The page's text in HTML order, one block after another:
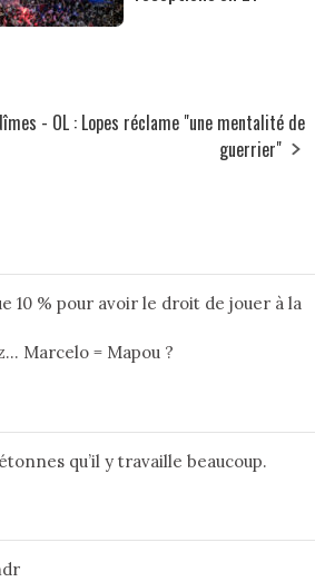
- OL : Lopes réclame "une mentalité de
guerrier"
10 % pour avoir le droit de jouer à la
Marcelo = Mapou ?
qu’il y travaille beaucoup.